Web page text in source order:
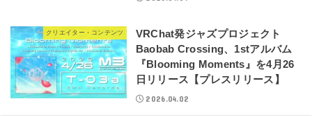
クリエイター・コンテンツ
VRChat発ジャズプロジェクト
Baobab Crossing、1stアルバム
『Blooming Moments』を4月26
日リリース【プレスリリース】
2026.04.02